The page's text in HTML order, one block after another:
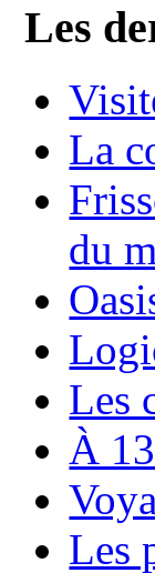
Les
La
du
Les
À
Les